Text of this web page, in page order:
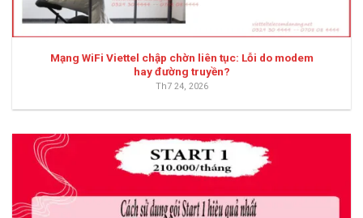
Mạng WiFi Viettel chập chờn liên tục: Lỗi do modem
hay đường truyền?
Th7 24, 2026